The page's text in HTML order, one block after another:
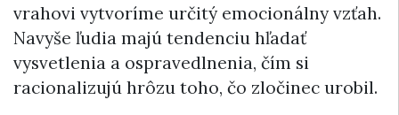
vrahovi vytvoríme určitý emocionálny vzťah.
Navyše ľudia majú tendenciu hľadať
vysvetlenia a ospravedlnenia, čím si
racionalizujú hrôzu toho, čo zločinec urobil.